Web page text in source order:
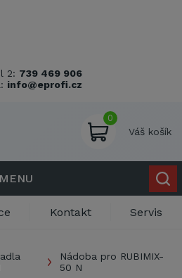
2: 739 469 906
info@eprofi.cz
0
Váš košík
MENU
Kontakt Servis
Nádoba pro RUBIMIX-
50 N